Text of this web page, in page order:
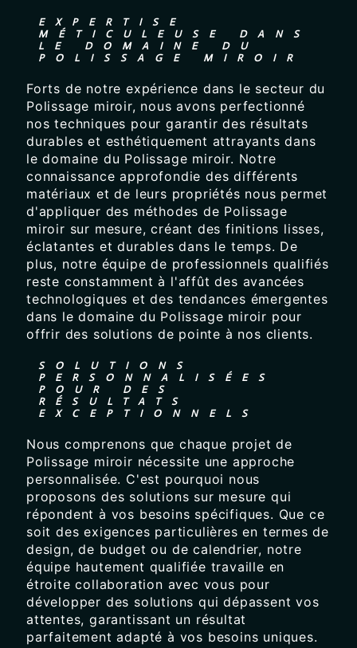
EXPERTISE
MÉTICULEUSE DANS
LE DOMAINE DU
POLISSAGE MIROIR
Forts de notre expérience dans le secteur du
Polissage miroir, nous avons perfectionné
nos techniques pour garantir des résultats
durables et esthétiquement attrayants dans
le domaine du Polissage miroir. Notre
connaissance approfondie des différents
matériaux et de leurs propriétés nous permet
d'appliquer des méthodes de Polissage
miroir sur mesure, créant des finitions lisses,
éclatantes et durables dans le temps. De
plus, notre équipe de professionnels qualifiés
reste constamment à l'affût des avancées
technologiques et des tendances émergentes
dans le domaine du Polissage miroir pour
offrir des solutions de pointe à nos clients.
SOLUTIONS
PERSONNALISÉES
POUR DES
RÉSULTATS
EXCEPTIONNELS
Nous comprenons que chaque projet de
Polissage miroir nécessite une approche
personnalisée. C'est pourquoi nous
proposons des solutions sur mesure qui
répondent à vos besoins spécifiques. Que ce
soit des exigences particulières en termes de
design, de budget ou de calendrier, notre
équipe hautement qualifiée travaille en
étroite collaboration avec vous pour
développer des solutions qui dépassent vos
attentes, garantissant un résultat
parfaitement adapté à vos besoins uniques.